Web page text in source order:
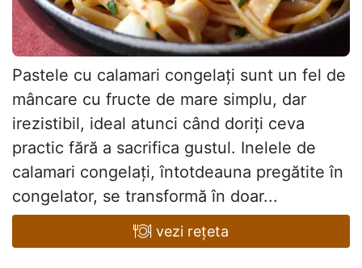
Pastele cu calamari congelați sunt un fel de
mâncare cu fructe de mare simplu, dar
irezistibil, ideal atunci când doriți ceva
practic fără a sacrifica gustul. Inelele de
calamari congelați, întotdeauna pregătite în
congelator, se transformă în doar...
vezi rețeta